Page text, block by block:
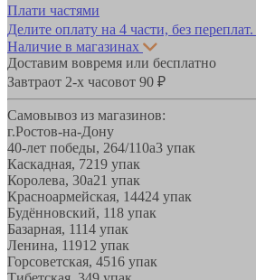
Плати частями
Делите оплату на 4 части, без переплат.
Наличие в магазинах
Доставим вовремя или бесплатно
Завтраот 2-х часовот 90 ₽
Самовывоз из магазинов:
г.Ростов-на-Дону
40-лет победы, 264/110а3 упак
Каскадная, 7219 упак
Королева, 30а21 упак
Красноармейская, 14424 упак
Будённовский, 118 упак
Базарная, 1114 упак
Ленина, 11912 упак
Горсоветская, 4516 упак